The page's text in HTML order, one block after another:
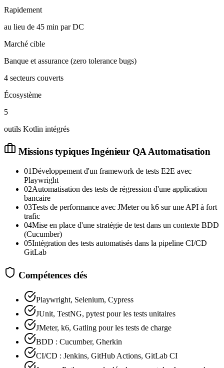
Rapidement
au lieu de 45 min par DC
Marché cible
Banque et assurance (zero tolerance bugs)
4 secteurs couverts
Écosystème
5
outils Kotlin intégrés
Missions typiquesIngénieur QA Automatisation
01Développement d'un framework de tests E2E avec
Playwright
02Automatisation des tests de régression d'une application
bancaire
03Tests de performance avec JMeter ou k6 sur une API à fort
trafic
04Mise en place d'une stratégie de test dans un contexte BDD
(Cucumber)
05Intégration des tests automatisés dans la pipeline CI/CD
GitLab
Compétences clés
Playwright, Selenium, Cypress
JUnit, TestNG, pytest pour les tests unitaires
JMeter, k6, Gatling pour les tests de charge
BDD : Cucumber, Gherkin
CI/CD : Jenkins, GitHub Actions, GitLab CI